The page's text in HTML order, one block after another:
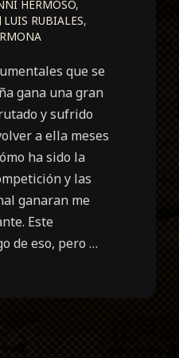
HERMOSO,
LUIS RUBIALES,
que se
gana una gran
y sufrido
a ella meses
ha sido la
y las
ganaran me
Este
de eso, pero …